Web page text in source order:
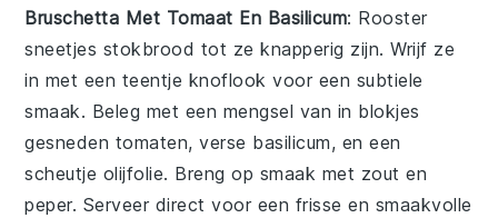
Bruschetta Met Tomaat En Basilicum: Rooster
sneetjes stokbrood tot ze knapperig zijn. Wrijf ze
in met een teentje knoflook voor een subtiele
smaak. Beleg met een mengsel van in blokjes
gesneden tomaten, verse basilicum, en een
scheutje olijfolie. Breng op smaak met zout en
peper. Serveer direct voor een frisse en smaakvolle